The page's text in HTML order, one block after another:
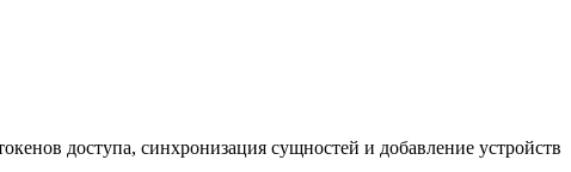
доступа, синхронизация сущностей и добавление устройств